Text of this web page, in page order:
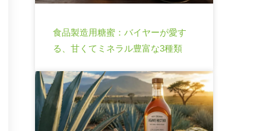
食品製造用糖蜜：バイヤーが愛す
る、甘くてミネラル豊富な3種類